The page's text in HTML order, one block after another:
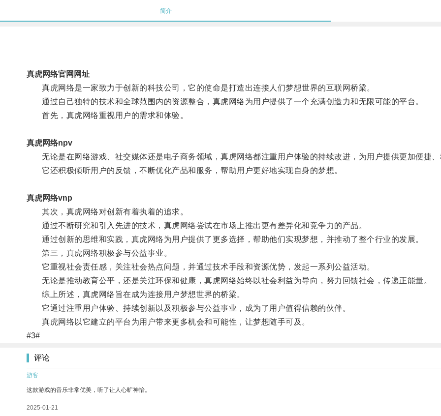
简介
真虎网络官网网址
真虎网络是一家致力于创新的科技公司，它的使命是打造出连接人们梦想世界的互联网桥梁。
通过自己独特的技术和全球范围内的资源整合，真虎网络为用户提供了一个充满创造力和无限可能的平台。
首先，真虎网络重视用户的需求和体验。
真虎网络npv
无论是在网络游戏、社交媒体还是电子商务领域，真虎网络都注重用户体验的持续改进，为用户提供更加便捷、
它还积极倾听用户的反馈，不断优化产品和服务，帮助用户更好地实现自身的梦想。
真虎网络vnp
其次，真虎网络对创新有着执着的追求。
通过不断研究和引入先进的技术，真虎网络尝试在市场上推出更有差异化和竞争力的产品。
通过创新的思维和实践，真虎网络为用户提供了更多选择，帮助他们实现梦想，并推动了整个行业的发展。
第三，真虎网络积极参与公益事业。
它重视社会责任感，关注社会热点问题，并通过技术手段和资源优势，发起一系列公益活动。
无论是推动教育公平，还是关注环保和健康，真虎网络始终以社会利益为导向，努力回馈社会，传递正能量。
综上所述，真虎网络旨在成为连接用户梦想世界的桥梁。
它通过注重用户体验、持续创新以及积极参与公益事业，成为了用户值得信赖的伙伴。
真虎网络以它建立的平台为用户带来更多机会和可能性，让梦想随手可及。
#3#
评论
游客
这款游戏的音乐非常优美，听了让人心旷神怡。
2025-01-21